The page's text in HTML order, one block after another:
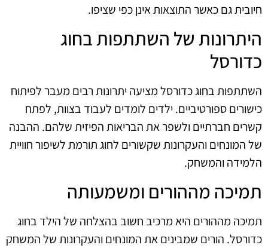
חיובית גם כאשר התוצאות אינן כפי שציפו.
היתרונות של השתתפות בחוג
כדורסל
השתתפות בחוג כדורסל מציעה יתרונות רבים מעבר לפיתוח
כישורים ספורטיביים. ילדים לומדים לעבוד בצוות, לפתח
קשרים חברתיים ולשפר את הבריאות הפיזית שלהם. ההבנה
של המונחים והעקרונות שקשורים לחוג תורמת לשיפור חוויית
הלמידה והמשחק.
תמיכה מההורים ומשמעותה
תמיכה מההורים היא מרכיב חשוב בהצלחה של הילד בחוג
כדורסל. הורים שמבינים את המונחים והעקרונות של המשחק